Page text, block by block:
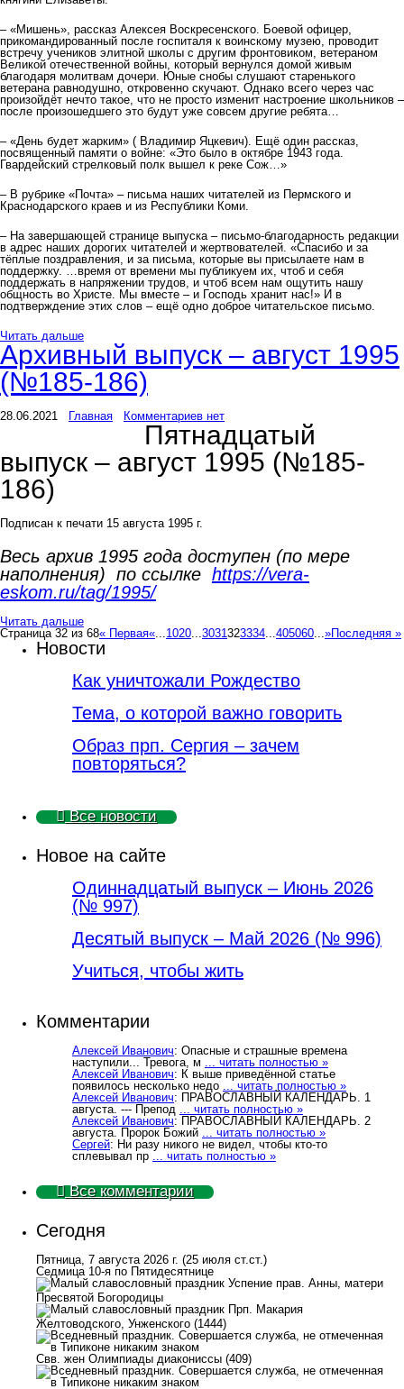
– «Мишень», рассказ Алексея Воскресенского. Боевой офицер,
прикомандированный после госпиталя к воинскому музею, проводит
встречу учеников элитной школы с другим фронтовиком, ветераном
Великой отечественной войны, который вернулся домой живым
благодаря молитвам дочери. Юные снобы слушают старенького
ветерана равнодушно, откровенно скучают. Однако всего через час
произойдёт нечто такое, что не просто изменит настроение школьников –
после произошедшего это будут уже совсем другие ребята…
– «День будет жарким» ( Владимир Яцкевич). Ещё один рассказ,
посвященный памяти о войне: «Это было в октябре 1943 года.
Гвардейский стрелковый полк вышел к реке Сож…»
– В рубрике «Почта» – письма наших читателей из Пермского и
Краснодарского краев и из Республики Коми.
– На завершающей странице выпуска – письмо-благодарность редакции
в адрес наших дорогих читателей и жертвователей. «Спасибо и за
тёплые поздравления, и за письма, которые вы присылаете нам в
поддержку. …время от времени мы публикуем их, чтоб и себя
поддержать в напряжении трудов, и чтоб всем нам ощутить нашу
общность во Христе. Мы вместе – и Господь хранит нас!» И в
подтверждение этих слов – ещё одно доброе читательское письмо.
Читать дальше
Архивный выпуск – август 1995
(№185-186)
28.06.2021 Главная Комментариев нет
Пятнадцатый
выпуск – август 1995 (№185-
186)
Подписан к печати 15 августа 1995 г.
Весь архив 1995 года доступен (по мере
наполнения) по ссылке https://vera-
eskom.ru/tag/1995/
Читать дальше
Страница 32 из 68« Первая«...1020...3031323334...405060...»Последняя »
Новости
Как уничтожали Рождество
Тема, о которой важно говорить
Образ прп. Сергия – зачем
повторяться?
Все новости
Новое на сайте
Одиннадцатый выпуск – Июнь 2026
(№ 997)
Деcятый выпуск – Май 2026 (№ 996)
Учиться, чтобы жить
Комментарии
Алексей Иванович: Опасные и страшные времена
наступили... Тревога, м ... читать полностью »
Алексей Иванович: К выше приведённой статье
появилось несколько недо ... читать полностью »
Алексей Иванович: ПРАВОСЛАВНЫЙ КАЛЕНДАРЬ. 1
августа. --- Препод ... читать полностью »
Алексей Иванович: ПРАВОСЛАВНЫЙ КАЛЕНДАРЬ. 2
августа. Пророк Божий ... читать полностью »
Сергей: Ни разу никого не видел, чтобы кто-то
сплевывал пр ... читать полностью »
Все комментарии
Сегодня
Пятница, 7 августа 2026 г. (25 июля ст.ст.)
Седмица 10-я по Пятидесятнице
Успение прав. Анны, матери
Пресвятой Богородицы
Прп. Макария
Желтоводского, Унженского (1444)
Свв. жен Олимпиады диакониссы (409)